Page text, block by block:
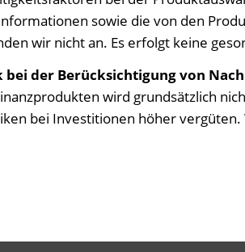
sowie die von den
wir nicht an. Es erfolgt keine
der Berücksichtigung von
wird grundsätzlich
bei Investitionen höher